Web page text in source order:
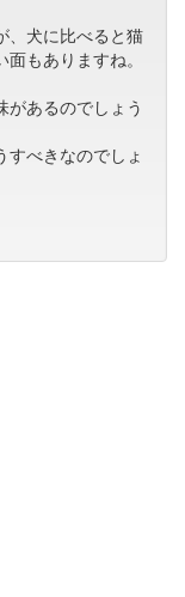
、犬に比べると猫
もありますね。
があるのでしょう
すべきなのでしょ